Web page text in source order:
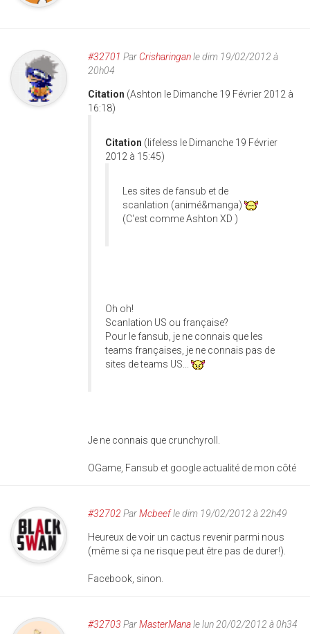
#32701 Par Crisharinganle dim 19/02/2012 à
20h04
Citation (Ashton le Dimanche 19 Février 2012 à
16:18)
Citation (lifeless le Dimanche 19 Février
2012 à 15:45)
Les sites de fansub et de
scanlation (animé&manga)
(C'est comme Ashton XD )
Oh oh!
Scanlation US ou française?
Pour le fansub, je ne connais que les
teams françaises, je ne connais pas de
sites de teams US...
Je ne connais que crunchyroll.
OGame, Fansub et google actualité de mon côté
#32702 ParMcbeefle dim 19/02/2012 à 22h49
Heureux de voir un cactus revenir parmi nous
(même si ça ne risque peut être pas de durer!).
Facebook, sinon.
#32703 ParMasterManale lun 20/02/2012 à 0h34